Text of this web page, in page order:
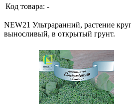
Код товара: -
NEW21 Ультраранний, растение
выносливый, в открытый грунт.